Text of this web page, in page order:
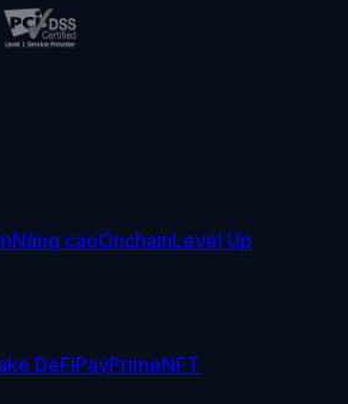
Nâng caoOnchainLevel Up
DeFiPayPrimeNFT